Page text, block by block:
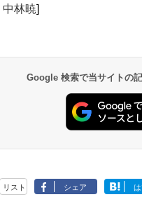
中林暁]
Google 検索で当サイトの
リスト シェア